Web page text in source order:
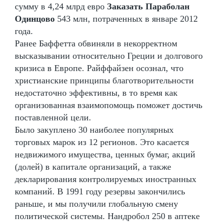
сумму в 4,24 млрд евро Заказать Параболан
Одинцово 543 млн, потраченных в январе 2012
года.
Ранее Баффетта обвиняли в некорректном
высказывании относительно Греции и долгового
кризиса в Европе. Райффайзен осознал, что
христианские принципы благотворительности
недостаточно эффективны, в то время как
организованная взаимопомощь поможет достичь
поставленной цели.
Было закуплено 30 наиболее популярных
торговых марок из 12 регионов. Это касается
недвижимого имущества, ценных бумаг, акций
(долей) в капитале организаций, а также
декларирования контролируемых иностранных
компаний. В 1991 году резервы закончились
раньше, и мы получили глобальную смену
политической системы. Нандробол 250 в аптеке